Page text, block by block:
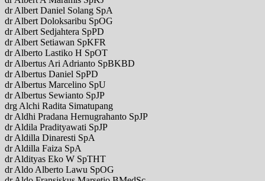
dr Albert Daniel Solang SpA
dr Albert Doloksaribu SpOG
dr Albert Sedjahtera SpPD
dr Albert Setiawan SpKFR
dr Alberto Lastiko H SpOT
dr Albertus Ari Adrianto SpBKBD
dr Albertus Daniel SpPD
dr Albertus Marcelino SpU
dr Albertus Sewianto SpJP
drg Alchi Radita Simatupang
dr Aldhi Pradana Hernugrahanto SpJP
dr Aldila Pradityawati SpJP
dr Aldilla Dinaresti SpA
dr Aldilla Faiza SpA
dr Aldityas Eko W SpTHT
dr Aldo Alberto Lawu SpOG